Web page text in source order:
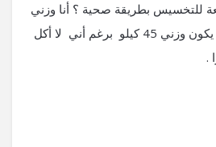
بطريقة صحية ؟ أنا وزني
58 وطولي 159 أريد أن يكون وزني 45 كيلو برغم أني لا أكل
.